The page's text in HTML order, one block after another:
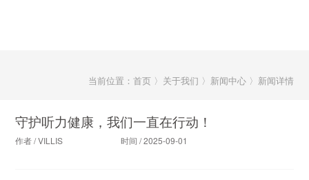
当前位置：首页 〉关于我们 〉新闻中心 〉新闻详情
守护听力健康，我们一直在行动！
作者 / VILLIS 时间 / 2025-09-01